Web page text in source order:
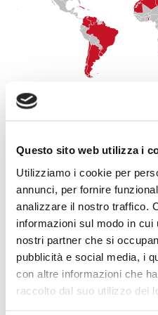
Questo sito web utilizza i
Utilizziamo i cookie per
annunci, per fornire
analizzare il nostro traffico.
informazioni sul modo in
nostri partner che si
pubblicità e social media, i
con altre informazioni che
raccolto dal suo utilizzo dei